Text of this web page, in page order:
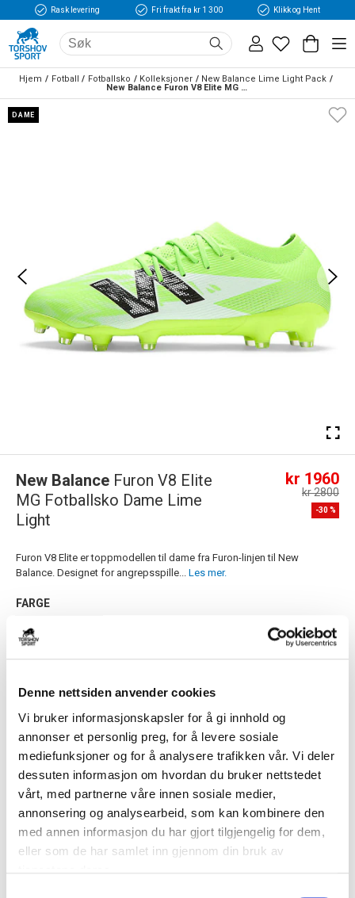
Denne nettsiden anvender cookies
Vi bruker informasjonskapsler for å gi innhold og
annonser et personlig preg, for å levere sosiale
mediefunksjoner og for å analysere trafikken vår. Vi deler
dessuten informasjon om hvordan du bruker nettstedet
vårt, med partnerne våre innen sosiale medier,
annonsering og analysearbeid, som kan kombinere den
med annen informasjon du har gjort tilgjengelig for dem,
eller som de har samlet inn gjennom din bruk av
Rask levering Fri frakt fra kr 1 300 Klikk og Hent
Hjem Fotball Fotballsko Kolleksjoner
New Balance Lime Light Pack
New Balance Furon V8 Elite MG Fotballsko Dame Lime Light
DAME
-30 %
New Balance Furon V8 Elite
MG Fotballsko Dame Lime
Light
kr 1960
kr 2800
Furon V8 Elite er toppmodellen til dame fra Furon-linjen til New
Balance. Designet for angrepsspille... Les mer.
FARGE
Størrelse
VELG STØRRELSE
Navn
Motiv
LEGG I HANDLEKURV KLIKK & HENT